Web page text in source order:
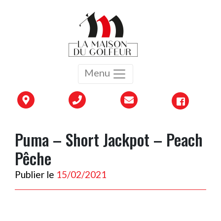
Menu
Puma – Short Jackpot – Peach
Pêche
Publier le 15/02/2021